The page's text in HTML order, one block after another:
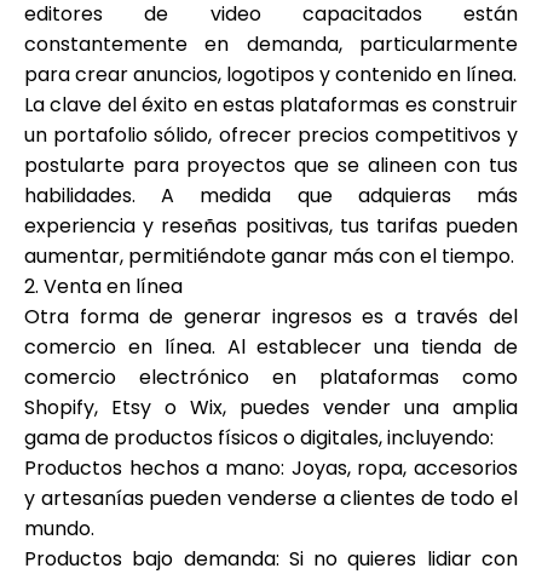
editores de video capacitados están
constantemente en demanda, particularmente
para crear anuncios, logotipos y contenido en línea.
La clave del éxito en estas plataformas es construir
un portafolio sólido, ofrecer precios competitivos y
postularte para proyectos que se alineen con tus
habilidades. A medida que adquieras más
experiencia y reseñas positivas, tus tarifas pueden
aumentar, permitiéndote ganar más con el tiempo.
2. Venta en línea
Otra forma de generar ingresos es a través del
comercio en línea. Al establecer una tienda de
comercio electrónico en plataformas como
Shopify, Etsy o Wix, puedes vender una amplia
gama de productos físicos o digitales, incluyendo:
Productos hechos a mano: Joyas, ropa, accesorios
y artesanías pueden venderse a clientes de todo el
mundo.
Productos bajo demanda: Si no quieres lidiar con